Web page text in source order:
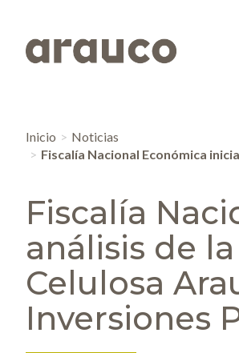
Inicio
Noticias
Fiscalía Nacional Económica
Fiscalía
análisis de
Celulosa
Inversiones